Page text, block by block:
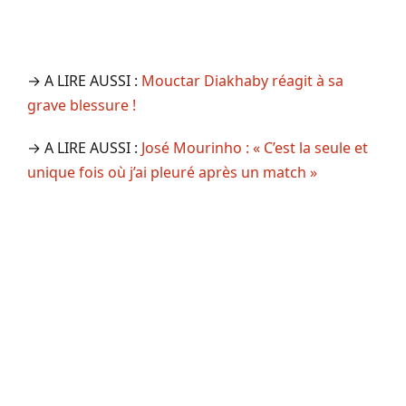
→ A LIRE AUSSI : Mouctar Diakhaby réagit à sa
grave blessure !
→ A LIRE AUSSI : José Mourinho : « C’est la seule et
unique fois où j’ai pleuré après un match »